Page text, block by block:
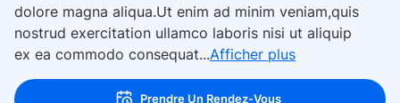
dolore magna aliqua.Ut enim ad minim veniam,quis
nostrud exercitation ullamco laboris nisi ut aliquip
ex ea commodo consequat...Afficher plus
Prendre Un Rendez-Vous